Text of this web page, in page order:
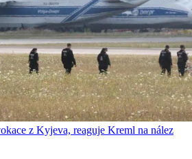
z Kyjeva, reaguje Kreml na nález